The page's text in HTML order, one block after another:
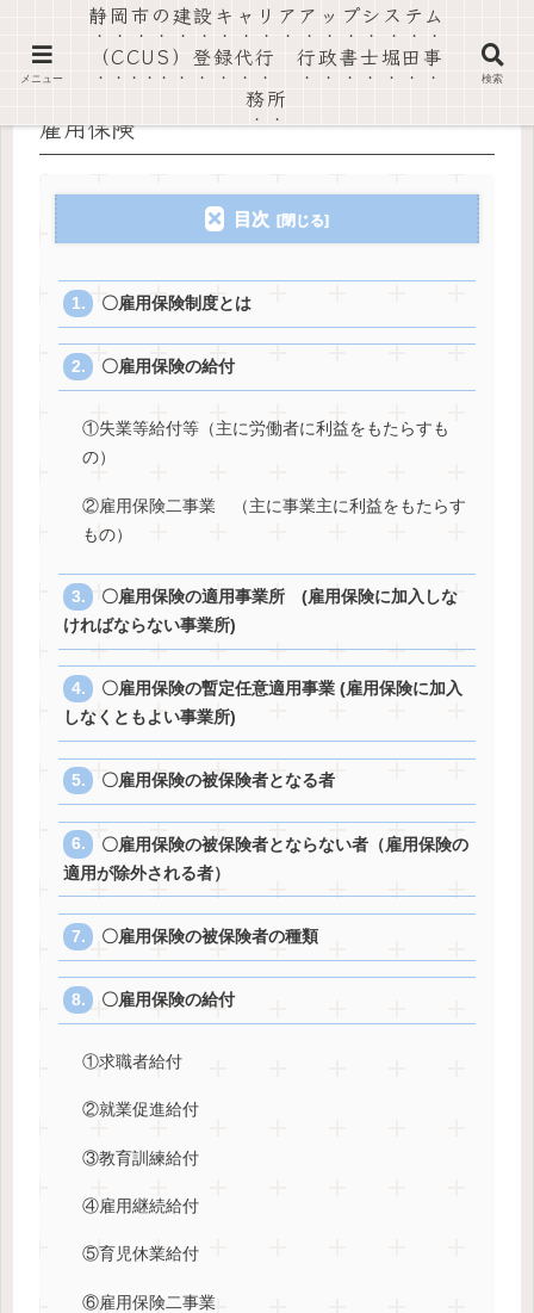
社会保険労務士法人静岡葵事務所・行政書士堀田事務所
雇用保険
目次
〇雇用保険制度とは
〇雇用保険の給付
①失業等給付等（主に労働者に利益をもたらすも
の）
②雇用保険二事業 （主に事業主に利益をもたらす
もの）
〇雇用保険の適用事業所 (雇用保険に加入しな
ければならない事業所)
〇雇用保険の暫定任意適用事業 (雇用保険に加入
しなくともよい事業所)
〇雇用保険の被保険者となる者
〇雇用保険の被保険者とならない者（雇用保険の
適用が除外される者）
〇雇用保険の被保険者の種類
〇雇用保険の給付
①求職者給付
②就業促進給付
③教育訓練給付
④雇用継続給付
⑤育児休業給付
⑥雇用保険二事業
メニュー
静岡市の建設キャリアアップシステム
（CCUS）登録代行 行政書士堀田事
務所
検索